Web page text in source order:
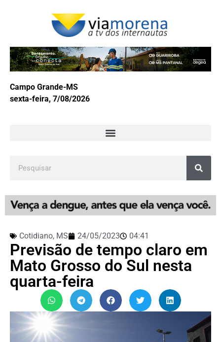
Campo Grande-MS
sexta-feira, 7/08/2026
Cotidiano, MS 24/05/2023 04:41
Previsão de tempo claro em
Mato Grosso do Sul nesta
quarta-feira